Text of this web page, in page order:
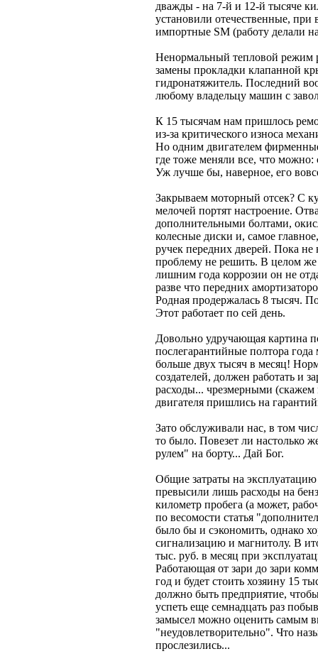
дважды - на 7-й и 12-й тысяче
установили отечественные, при
импортные SM (работу делали
Ненормальный тепловой режим
замены прокладки клапанной
гидронатяжитель. Последний
любому владельцу машин с
К 15 тысячам нам пришлось
из-за критического износа
Но одним двигателем
где тоже меняли все, что
Уж лучше бы, наверное, его
Закрываем моторный отсек? С
мелочей портят настроение.
дополнительными болтами,
колесные диски и, самое
ручек передних дверей. Пока
проблему не решить. В целом
лишним года коррозии он не
разве что передних
Родная продержалась 8 тысяч.
Этот работает по сей день.
Довольно удручающая картина
послегарантийные полтора
больше двух тысяч в месяц!
создателей, должен работать и
расходы... чрезмерными (скажем
двигателя пришлись на
Зато обслуживали нас, в том
то было. Повезет ли настолько
рулем" на борту... Дай Бог.
Общие затраты на
превысили лишь расходы на
километр пробега (а может,
по весомости статья
было бы и сэкономить, однако
сигнализацию и магнитолу. В
тыс. руб. в месяц при
Работающая от зари до зари
год и будет стоить хозяину 15
должно быть предприятие,
успеть еще семнадцать раз
замысел можно оценить самым
"неудовлетворительно". Что
прослезились...